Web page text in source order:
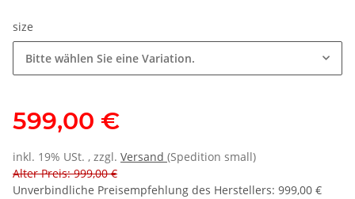
size
Bitte wählen Sie eine Variation.
599,00 €
inkl. 19% USt. , zzgl. Versand (Spedition small)
Alter Preis: 999,00 €
Unverbindliche Preisempfehlung des Herstellers: 999,00 €